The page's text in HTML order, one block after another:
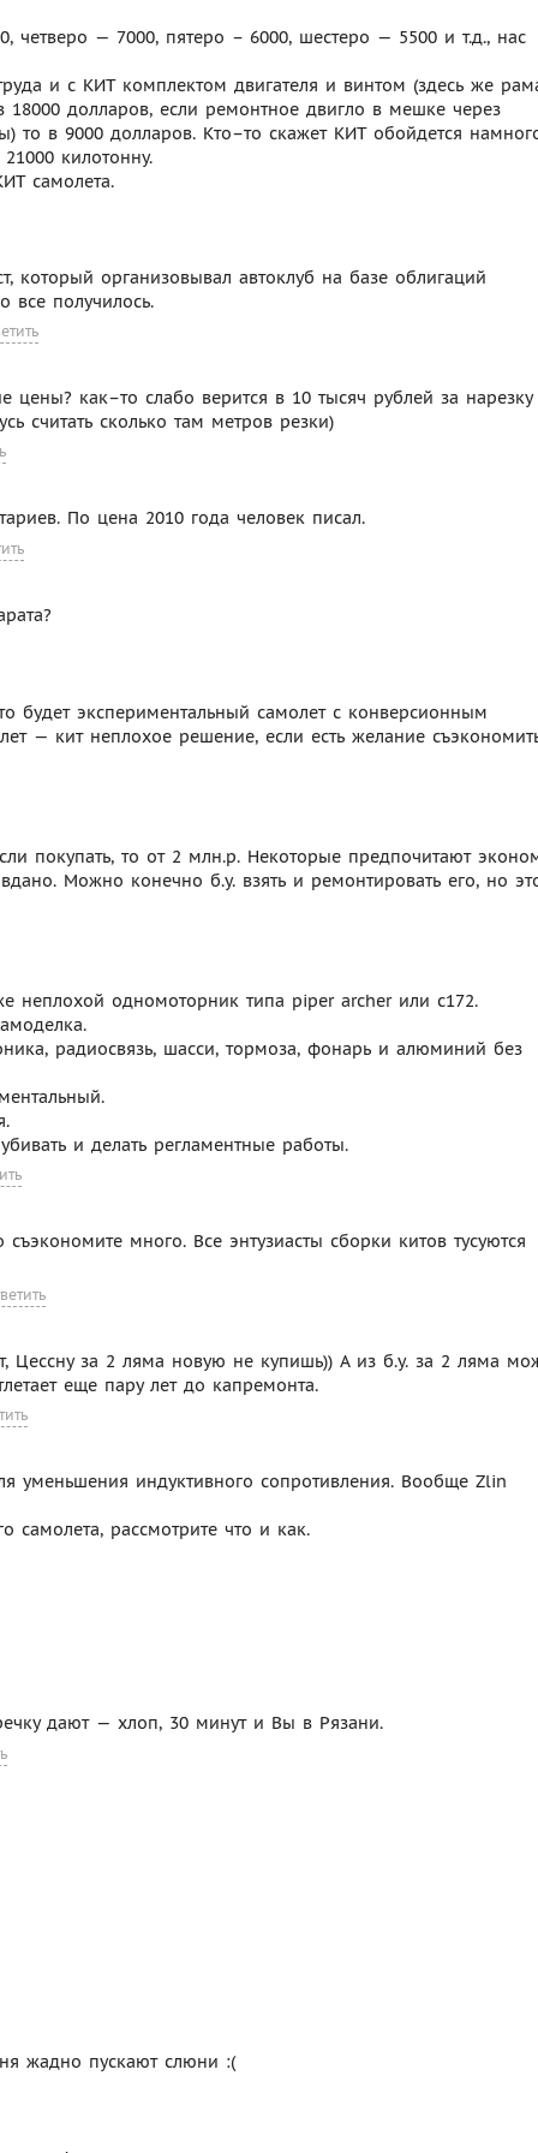
четверо — 7000, пятеро – 6000, шестеро — 5500 и т.д., нас
и с КИТ комплектом двигателя и винтом (здесь же
долларов, если ремонтное двигло в мешке через
то в 9000 долларов. Кто–то скажет КИТ обойдется
килотонну.
самолета.
который организовывал автоклуб на базе облигаций
все получилось.
цены? как–то слабо верится в 10 тысяч рублей за нарезку
считать сколько там метров резки)
По цена 2010 года человек писал.
будет экспериментальный самолет с конверсионным
— кит неплохое решение, если есть желание
покупать, то от 2 млн.р. Некоторые предпочитают
Можно конечно б.у. взять и ремонтировать его, но
неплохой одномоторник типа piper archer или c172.
радиосвязь, шасси, тормоза, фонарь и алюминий без
и делать регламентные работы.
много. Все энтузиасты сборки китов тусуются
Цессну за 2 ляма новую не купишь)) А из б.у. за 2 ляма
еще пару лет до капремонта.
уменьшения индуктивного сопротивления. Вообще Zlin
самолета, рассмотрите что и как.
дают — хлоп, 30 минут и Вы в Рязани.
жадно пускают слюни :(